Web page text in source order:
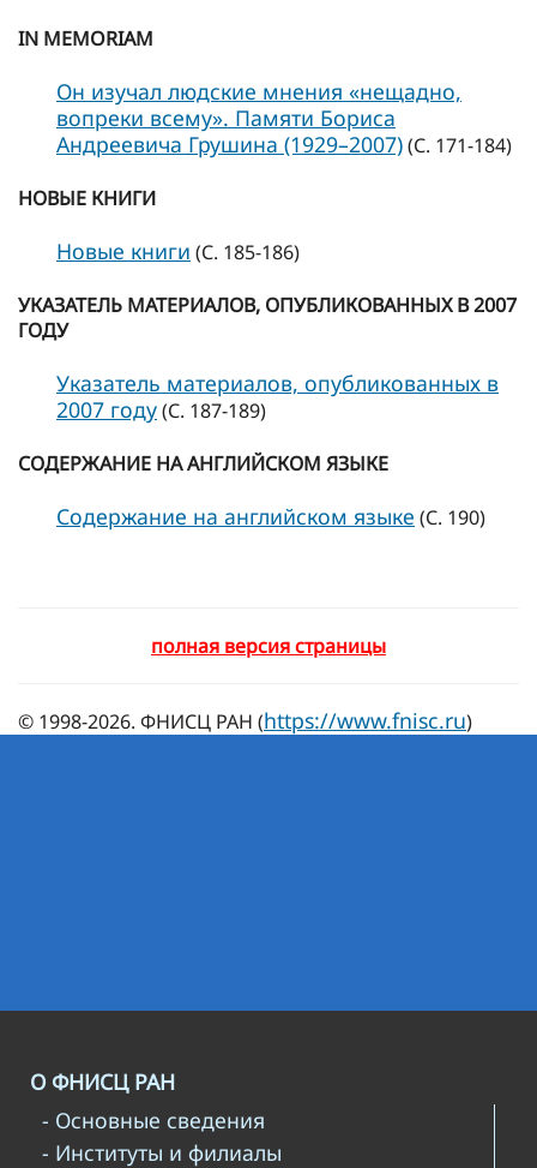
IN MEMORIAM
Он изучал людские мнения «нещадно,
вопреки всему». Памяти Бориса
Андреевича Грушина (1929–2007)(С. 171-184)
НОВЫЕ КНИГИ
Новые книги (С. 185-186)
УКАЗАТЕЛЬ МАТЕРИАЛОВ, ОПУБЛИКОВАННЫХ В 2007
ГОДУ
Указатель материалов, опубликованных в
2007 году(С. 187-189)
СОДЕРЖАНИЕ НА АНГЛИЙСКОМ ЯЗЫКЕ
Содержание на английском языке (С. 190)
полная версия страницы
© 1998-2026. ФНИСЦ РАН (https://www.fnisc.ru)
О ФНИСЦ РАН
- Основные сведения
- Институты и филиалы